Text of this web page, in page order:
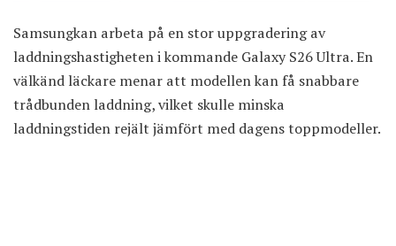
Samsungkan arbeta på en stor uppgradering av
laddningshastigheten i kommande Galaxy S26 Ultra. En
välkänd läckare menar att modellen kan få snabbare
trådbunden laddning, vilket skulle minska
laddningstiden rejält jämfört med dagens toppmodeller.